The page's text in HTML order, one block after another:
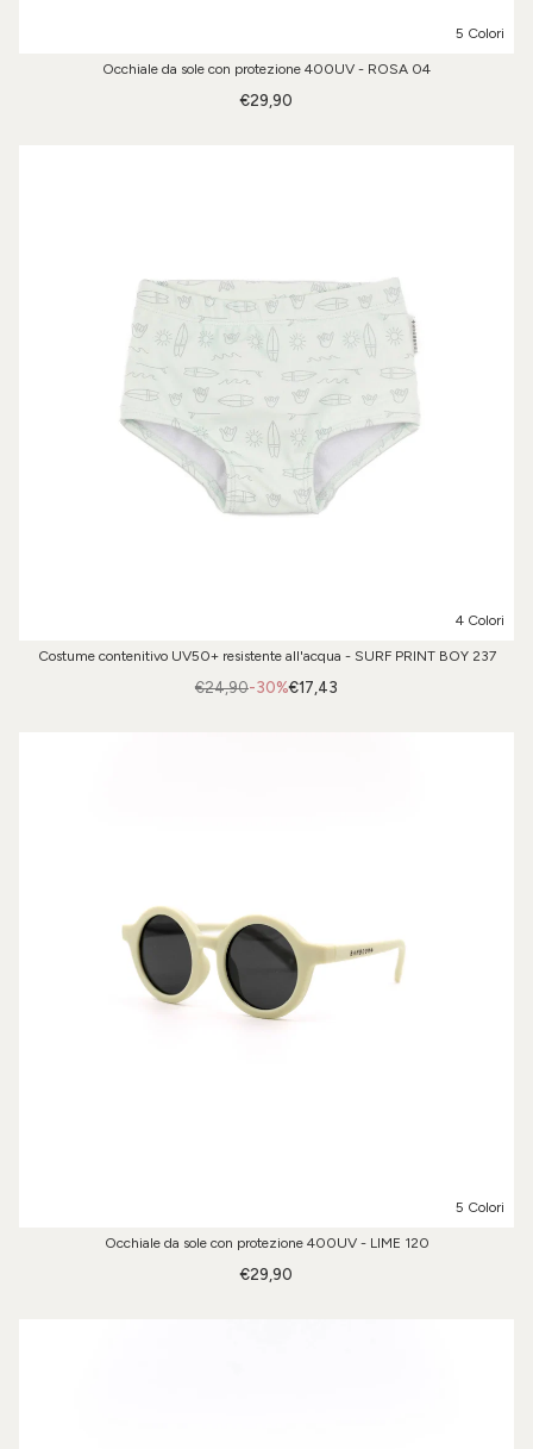
5 Colori
Occhiale da sole con protezione 400UV - ROSA 04
€29,90
4 Colori
Costume contenitivo UV50+ resistente all'acqua - SURF PRINT BOY 237
-30%
€24,90 €17,43
5 Colori
Occhiale da sole con protezione 400UV - LIME 120
€29,90